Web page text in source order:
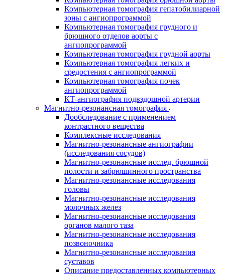
Компьютерная томография гепатобилиарной
зоны с ангиопрограммой
Компьютерная томография грудного и
брюшного отделов аорты с
ангиопрограммой
Компьютерная томография грудной аорты
Компьютерная томография легких и
средостения с ангиопрограммой
Компьютерная томография почек
ангиопрограммой
КТ-ангиография подвздошной артерии
Магнитно-резонансная томография
Дообследование с применением
контрастного вещества
Комплексные исследования
Магнитно-резонансные ангиографии
(исследования сосудов)
Магнитно-резонансные исслед. брюшной
полости и забрюшинного пространства
Магнитно-резонансные исследования
головы
Магнитно-резонансные исследования
молочных желез
Магнитно-резонансные исследования
органов малого таза
Магнитно-резонансные исследования
позвоночника
Магнитно-резонансные исследования
суставов
Описание предоставленных компьютерных